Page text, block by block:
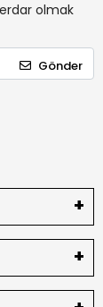
olmak
Gönder